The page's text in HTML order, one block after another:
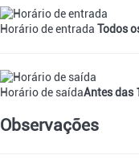
Horário de entrada Todos
Horário de saídaAntes das
Observações